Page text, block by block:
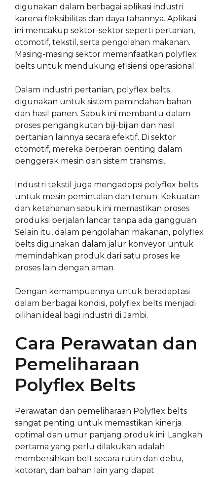
digunakan dalam berbagai aplikasi industri
karena fleksibilitas dan daya tahannya. Aplikasi
ini mencakup sektor-sektor seperti pertanian,
otomotif, tekstil, serta pengolahan makanan.
Masing-masing sektor memanfaatkan polyflex
belts untuk mendukung efisiensi operasional.
Dalam industri pertanian, polyflex belts
digunakan untuk sistem pemindahan bahan
dan hasil panen. Sabuk ini membantu dalam
proses pengangkutan biji-bijian dan hasil
pertanian lainnya secara efektif. Di sektor
otomotif, mereka berperan penting dalam
penggerak mesin dan sistem transmisi.
Industri tekstil juga mengadopsi polyflex belts
untuk mesin pemintalan dan tenun. Kekuatan
dan ketahanan sabuk ini memastikan proses
produksi berjalan lancar tanpa ada gangguan.
Selain itu, dalam pengolahan makanan, polyflex
belts digunakan dalam jalur konveyor untuk
memindahkan produk dari satu proses ke
proses lain dengan aman.
Dengan kemampuannya untuk beradaptasi
dalam berbagai kondisi, polyflex belts menjadi
pilihan ideal bagi industri di Jambi.
Cara Perawatan dan
Pemeliharaan
Polyflex Belts
Perawatan dan pemeliharaan Polyflex belts
sangat penting untuk memastikan kinerja
optimal dan umur panjang produk ini. Langkah
pertama yang perlu dilakukan adalah
membersihkan belt secara rutin dari debu,
kotoran, dan bahan lain yang dapat